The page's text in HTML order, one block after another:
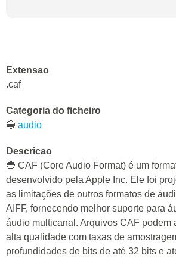
Extensao
.caf
Categoria do ficheiro
🔵 audio
Descricao
🔵 CAF (Core Audio Format) é um
desenvolvido pela Apple Inc. Ele foi
as limitações de outros formatos de
AIFF, fornecendo melhor suporte para
áudio multicanal. Arquivos CAF podem
alta qualidade com taxas de
profundidades de bits de até 32 bits e